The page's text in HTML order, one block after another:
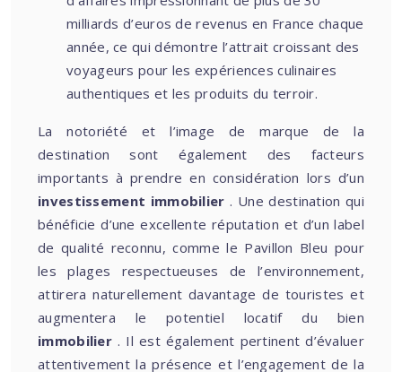
milliards d’euros de revenus en France chaque
année, ce qui démontre l’attrait croissant des
voyageurs pour les expériences culinaires
authentiques et les produits du terroir.
La notoriété et l’image de marque de la
destination sont également des facteurs
importants à prendre en considération lors d’un
investissement immobilier. Une destination qui
bénéficie d’une excellente réputation et d’un label
de qualité reconnu, comme le Pavillon Bleu pour
les plages respectueuses de l’environnement,
attirera naturellement davantage de touristes et
augmentera le potentiel locatif du bien
immobilier. Il est également pertinent d’évaluer
attentivement la présence et l’engagement de la